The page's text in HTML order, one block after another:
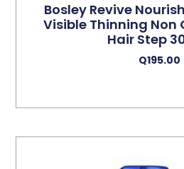
Bosley Revive
Visible Thinning
Hair Step
Q195.00